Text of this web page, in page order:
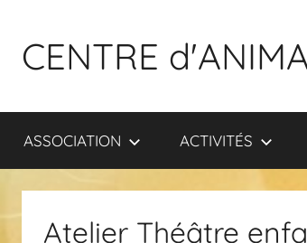
contenu
CENTRE
ASSOCIATION ACTIVITÉS
Atelier Théâtre